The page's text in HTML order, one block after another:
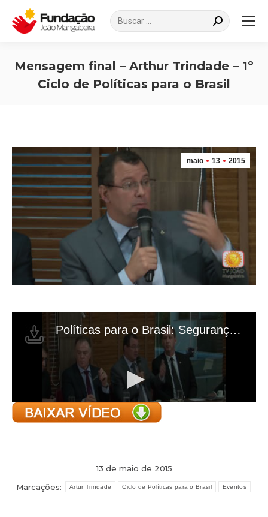
Search:
Mensagem final – Arthur Trindade – 1º
Ciclo de Políticas para o Brasil
maio 13 2015
13 de maio de 2015
Marcações:
Artur Trindade Ciclo de Políticas para o Brasil Eventos